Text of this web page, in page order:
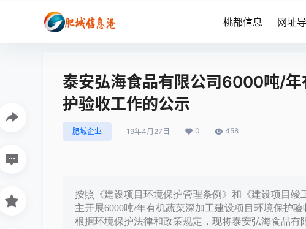
桃都信息 网址
泰安弘海食品有限公司6000吨/
护验收工作的公示
肥城企业 19年4月27日 0 458
按照《建设项目环境保护管理条例》和《建设项目
主开展6000吨/年有机蔬菜深加工建设项目环境保护
根据环境保护法律和政策规定，现将泰安弘海食品